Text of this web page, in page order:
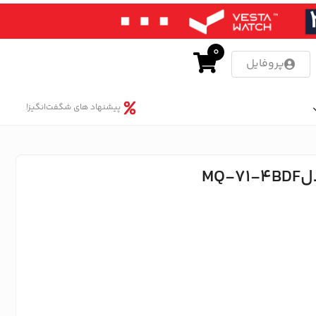
پروفایل
0
پیشنهاد های شگفت‌انگیز!